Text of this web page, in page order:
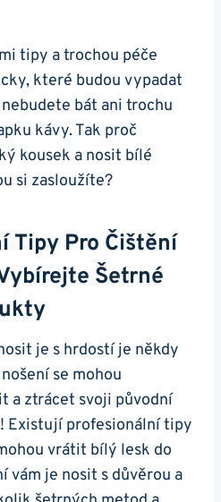
tipy a trochou péče
které budou vypadat
bát ani trochu
kávy. ⁢Tak proč
​kousek ⁢a nosit bílé
si⁢ zasloužíte?
Tipy Pro Čištění
Šetrné​
je s hrdostí je někdy
​se mohou
a ztrácet svoji původní
Existují profesionální tipy⁢
vrátit bílý​ lesk do
vám ⁣je nosit s důvěrou a‌